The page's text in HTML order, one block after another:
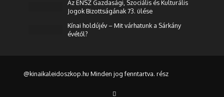
Az ENSZ Gazdasági, Szociális és Kulturális
Jogok Bizottságának 73. ülése
Kínai holdújév – Mit várhatunk a Sárkány
évétől?
@kinaikaleidoszkop.hu Minden jog fenntartva. rész